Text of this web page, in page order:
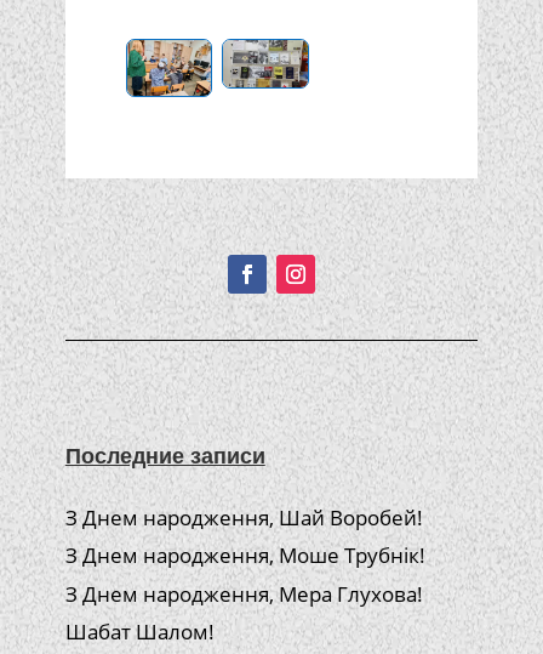
Подписывайтесь!
Последние записи
З Днем народження, Шай Воробей!
З Днем народження, Моше Трубнік!
З Днем народження, Мера Глухова!
Шабат Шалом!